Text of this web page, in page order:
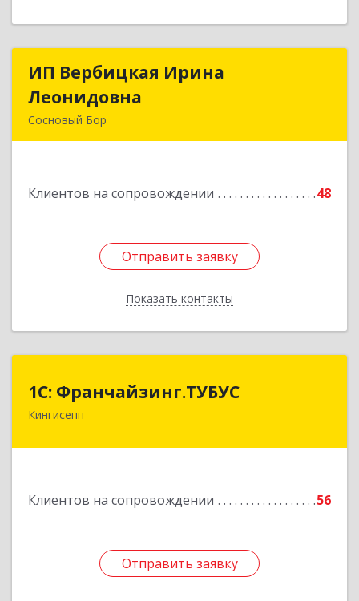
ИП Вербицкая Ирина
Леонидовна
Сосновый Бор
Клиентов на сопровождении 48
Отправить заявку
Показать контакты
ИП Вербицкая Ирина
Подробнее
Отправить заявку
Назад
1С: Франчайзинг.ТУБУС
Кингисепп
Клиентов на сопровождении 56
Отправить заявку
1С: Франчайзинг.ТУБУС
Отправить заявку